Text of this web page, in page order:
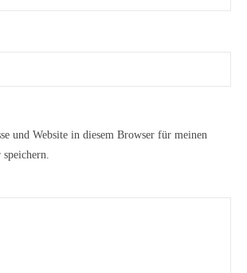
und Website in diesem Browser für meinen
speichern.